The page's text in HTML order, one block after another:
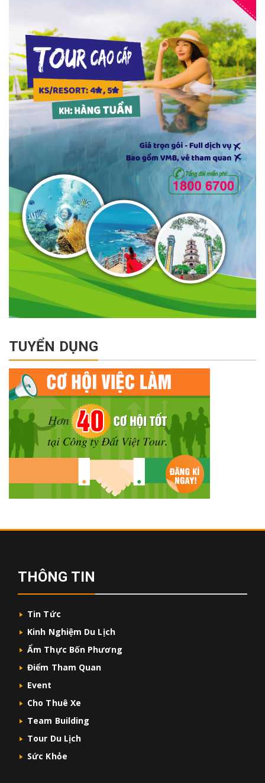
TUYỂN DỤNG
THÔNG TIN
Tin Tức
Kinh Nghiệm Du Lịch
Ẩm Thực Bốn Phương
Điểm Tham Quan
Event
Cho Thuê Xe
Team Building
Tour Du Lịch
Sức Khỏe